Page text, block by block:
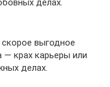
делах.
выгодное
крах карьеры или
делах.